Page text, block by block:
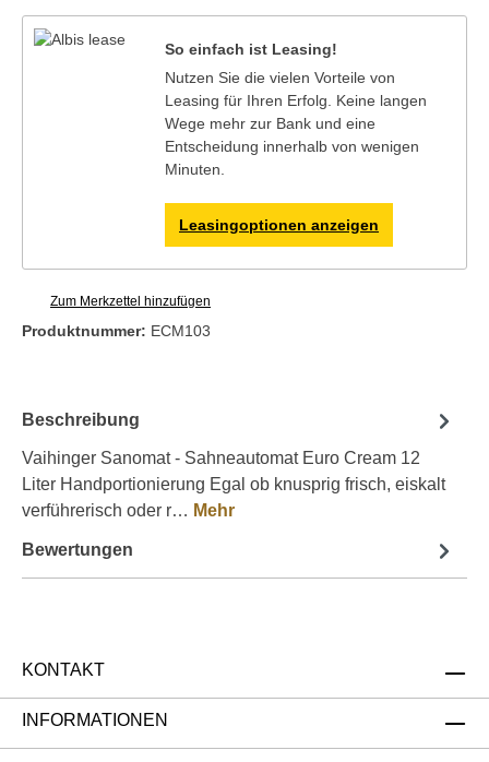
So einfach ist Leasing!
Nutzen Sie die vielen Vorteile von
Leasing für Ihren Erfolg. Keine langen
Wege mehr zur Bank und eine
Entscheidung innerhalb von wenigen
Minuten.
Leasingoptionen anzeigen
Zum Merkzettel hinzufügen
Produktnummer: ECM103
Beschreibung
Vaihinger Sanomat - Sahneautomat Euro Cream 12
Liter Handportionierung Egal ob knusprig frisch, eiskalt
verführerisch oder r… Mehr
Bewertungen
KONTAKT
INFORMATIONEN